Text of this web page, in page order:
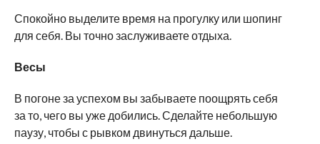
Спокойно выделите время на прогулку или шопинг
для себя. Вы точно заслуживаете отдыха.
Весы
В погоне за успехом вы забываете поощрять себя
за то, чего вы уже добились. Сделайте небольшую
паузу, чтобы с рывком двинуться дальше.